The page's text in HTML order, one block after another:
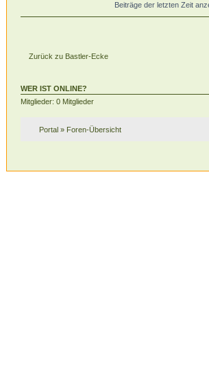
Beiträge der letzten Zeit
Zurück zu Bastler-Ecke
WER IST ONLINE?
Mitglieder: 0 Mitglieder
Portal » Foren-Übersicht